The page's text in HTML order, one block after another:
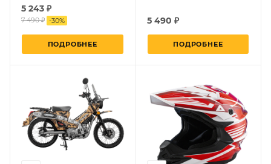
5 243 ₽
7 490 ₽ -30%
ПОДРОБНЕЕ
5 490 ₽
ПОДРОБНЕЕ